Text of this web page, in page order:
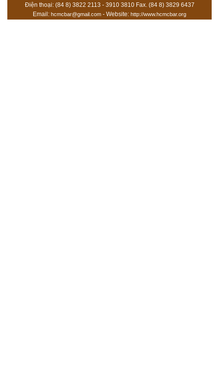
Điện thoại: (84 8) 3822 2113 - 3910 3810 Fax. (84 8) 3829 6437
Email: hcmcbar@gmail.com - Website: http://www.hcmcbar.org